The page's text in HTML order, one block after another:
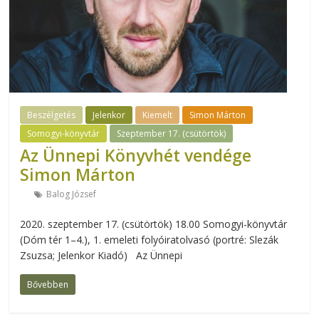
Beszélgetés Jelenkor Kiemelt
Simon Márton
Somogyi-könyvtár
Szeptember 17. (csütörtök)
Az Ünnepi Könyvhét vendége
Simon Márton
Balog József
2020. szeptember 17. (csütörtök) 18.00 Somogyi-könyvtár
(Dóm tér 1–4.), 1. emeleti folyóiratolvasó (portré: Slezák
Zsuzsa; Jelenkor Kiadó) Az Ünnepi
Bővebben